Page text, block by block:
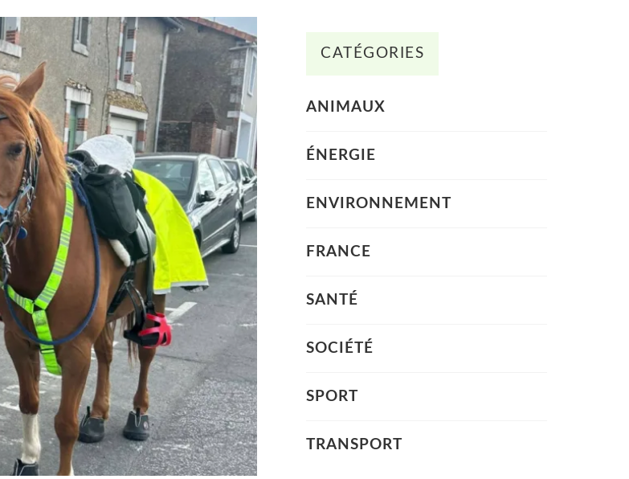
CATÉGORIES
ANIMAUX
ÉNERGIE
ENVIRONNEMENT
FRANCE
SANTÉ
SOCIÉTÉ
SPORT
TRANSPORT